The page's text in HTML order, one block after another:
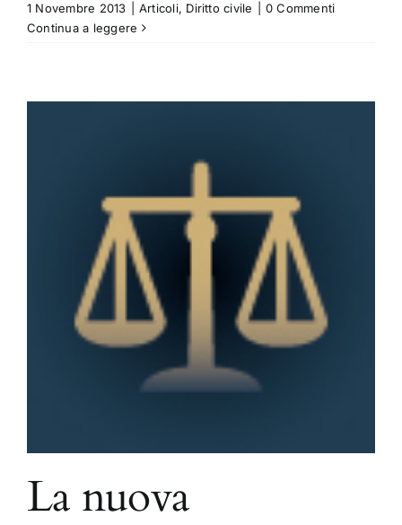
1 Novembre 2013 Articoli, Diritto civile
0 Commenti
Continua a leggere
La nuova